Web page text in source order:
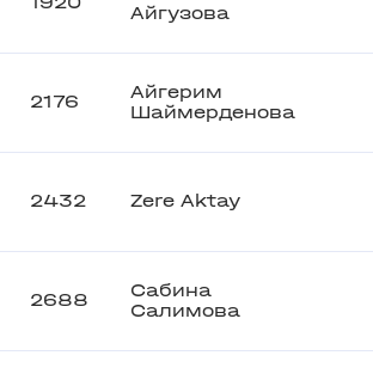
Айгузова
2176
Айгерим
Шаймерденова
2432 Zere Aktay
2688
Сабина
Салимова